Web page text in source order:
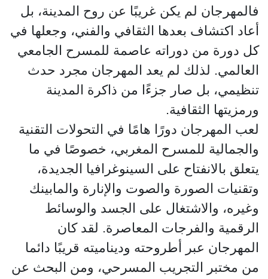
فالمهرجان لم يكن غريبًا عن روح المدينة، بل
أعاد اكتشاف بعدها الثقافي والفني، وجعلها في
كل دورة من دوراته عاصمة للمسرح الجامعي
العالمي. لذلك لم يعد المهرجان مجرد حدث
تنظيمي، بل صار جزءًا من ذاكرة المدينة
ورمزيتها الثقافية.
لعب المهرجان دورًا هامًا في التحولات التقنية
والجمالية للمسرح المغربي، خصوصًا في ما
يتعلق بالانفتاح على السينوغرافيا الجديدة،
وتقنيات الصورة والصوت والإنارة والمابينك
وغيره، والاشتغال على الجسد والوسائط
الرقمية والفرجات المعاصرة. لقد كان
المهرجان عبر أطروحته وديناميته قريبًا دائما
من مختبر التجريب المسرحي، ومن البحث عن